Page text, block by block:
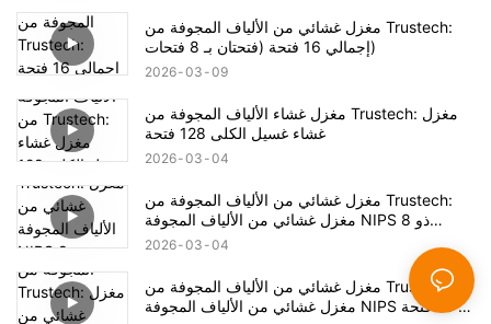
مغزل غشائي من الألياف المجوفة من Trustech:
إجمالي 16 فتحة (فتحتان بـ 8 فتحات)
2026 03 09
مغزل غشاء الألياف المجوفة من Trustech: مغزل
غشاء غسيل الكلى 128 فتحة
2026 03 04
مغزل غشائي من الألياف المجوفة من Trustech:
مغزل غشائي من الألياف المجوفة NIPS ذو 8
فتحات، اختبار الغزل وإعداد الآلة
2026 03 04
مغزل غشائي من الألياف المجوفة من Trustech:
مغزل غشائي من الألياف المجوفة NIPS ذو 16 فتحة